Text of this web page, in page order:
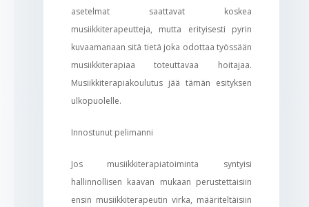
asetelmat saattavat koskea
musiikkiterapeutteja, mutta erityisesti pyrin
kuvaamanaan sitä tietä joka odottaa työssään
musiikkiterapiaa toteuttavaa hoitajaa.
Musiikkiterapiakoulutus jää tämän esityksen
ulkopuolelle.
Innostunut pelimanni
Jos musiikkiterapiatoiminta syntyisi
hallinnollisen kaavan mukaan perustettaisiin
ensin musiikkiterapeutin virka, määriteltäisiin